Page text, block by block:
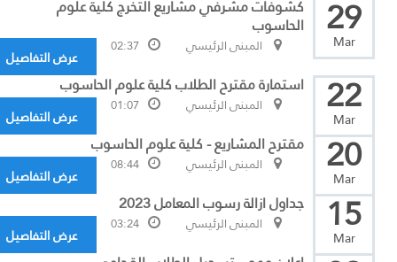
29
Mar
كشوفات مشرفي مشاريع التخرج كلية علوم
الحاسوب
المبنى الرئيسي 02:37
عرض التفاصيل
22
Mar
استمارة مقترح الطلاب كلية علوم الحاسوب
المبنى الرئيسي 01:07
عرض التفاصيل
20
Mar
مقترح المشاريع - كلية علوم الحاسوب
المبنى الرئيسي 08:44
عرض التفاصيل
15
Mar
جداول ازالة رسوب المعامل 2023
المبنى الرئيسي 03:24
عرض التفاصيل